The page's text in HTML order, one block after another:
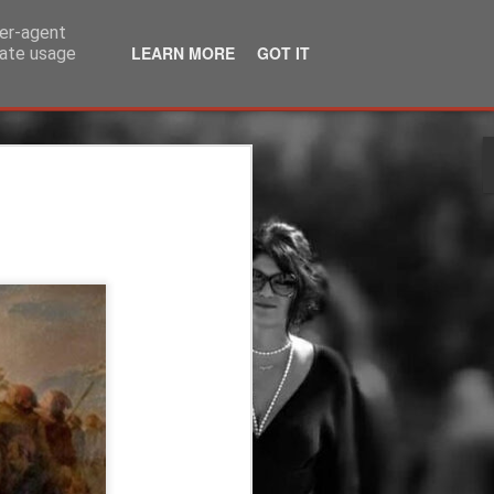
agent
usage
LEARN MORE GOT IT
όπου η επιστήμη της
στην κορυφαία
ανθρώπου, η Κέλλυ Αθανασιάδου, η
Biohacking στο ελληνικό κοινό,
την υγεία. Μέσω του